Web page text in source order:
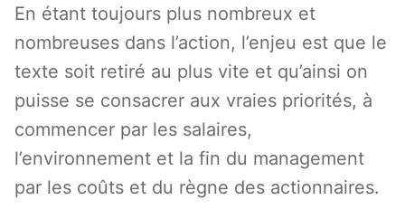
En étant toujours plus nombreux et
nombreuses dans l’action, l’enjeu est que le
texte soit retiré au plus vite et qu’ainsi on
puisse se consacrer aux vraies priorités, à
commencer par les salaires,
l’environnement et la fin du management
par les coûts et du règne des actionnaires.